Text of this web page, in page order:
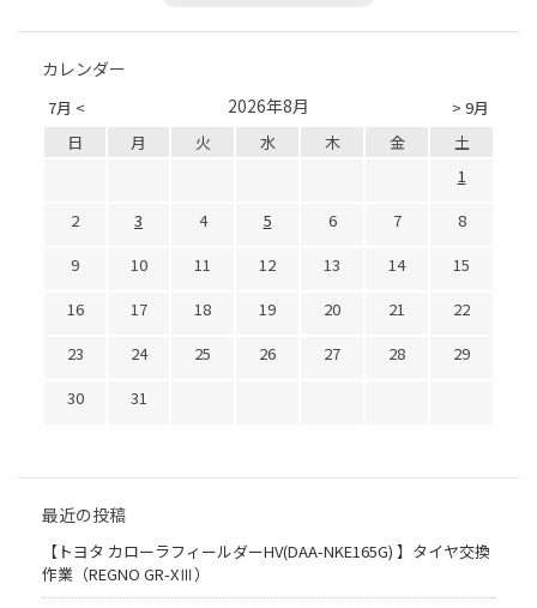
カレンダー
7月 < > 9月
2026年8月
日 月 火 水 木 金
土
1
2
3 4 5 6 7
8
9
10 11 12 13 14
15
16
17 18 19 20 21
22
23
24 25 26 27 28
29
30
31
最近の投稿
【トヨタ カローラフィールダーHV(DAA-NKE165G) 】タイヤ交換
作業（REGNO GR-XⅢ）